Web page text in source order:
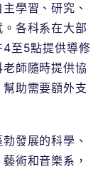
學習、研究、
。各科系在大部
4至5點提供導修
師隨時提供協
助需要額外支
發展的科學、
術和音樂系，